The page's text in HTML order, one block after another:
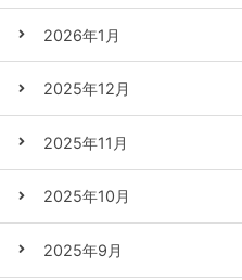
2026年1月
2025年12月
2025年11月
2025年10月
2025年9月